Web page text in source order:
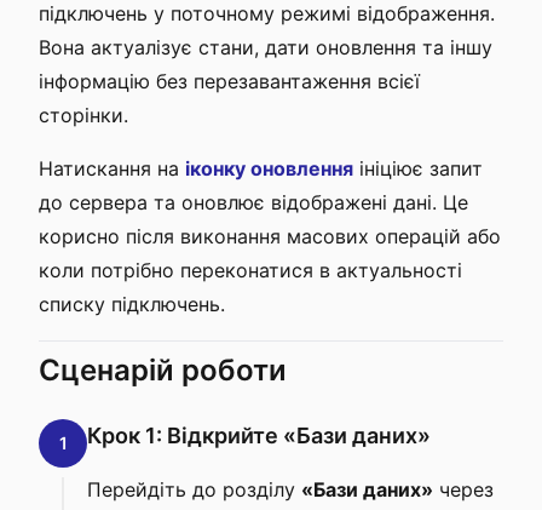
підключень у поточному режимі відображення.
Вона актуалізує стани, дати оновлення та іншу
інформацію без перезавантаження всієї
сторінки.
Натискання на іконку оновлення ініціює запит
до сервера та оновлює відображені дані. Це
корисно після виконання масових операцій або
коли потрібно переконатися в актуальності
списку підключень.
Сценарій роботи
1 Крок 1: Відкрийте «Бази даних»
Перейдіть до розділу «Бази даних» через